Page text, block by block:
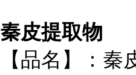
秦皮提取物
【品名】：秦